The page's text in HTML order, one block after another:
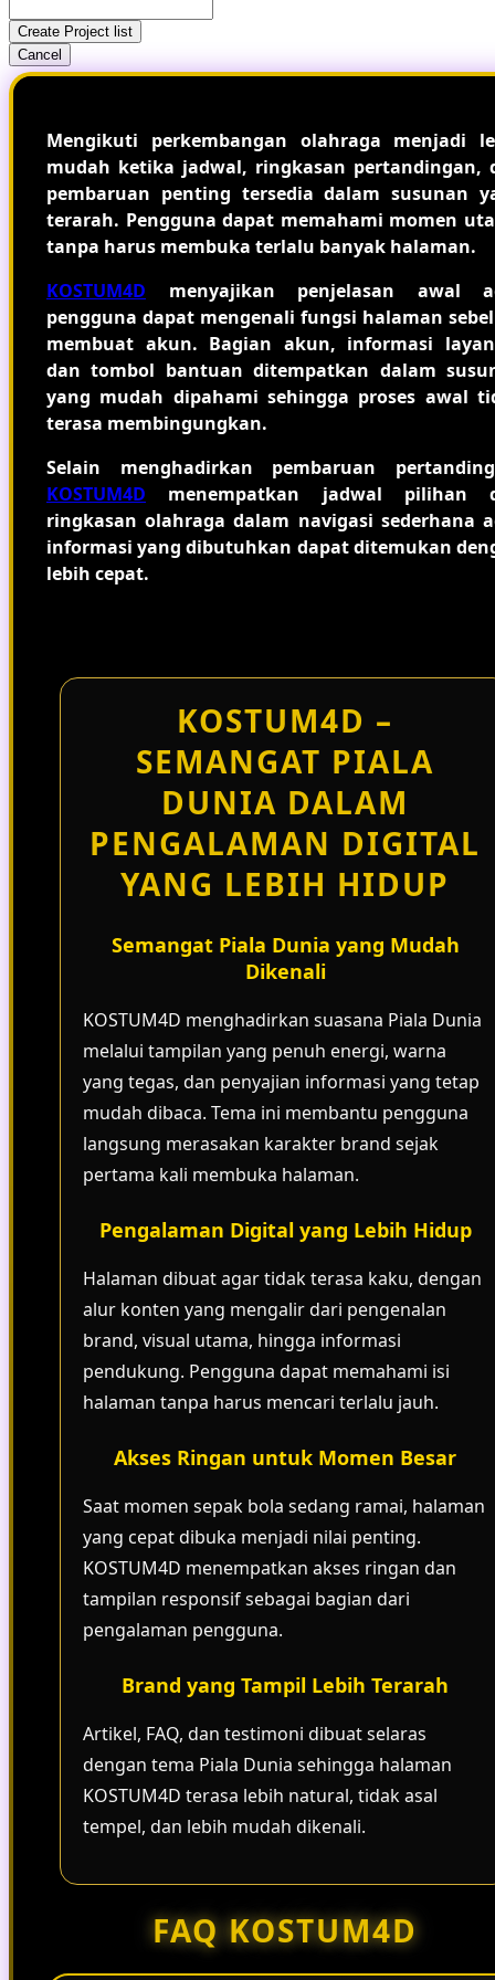
Create Project list
Cancel
Mengikuti perkembangan olahraga menjadi
mudah ketika jadwal, ringkasan pertandingan,
pembaruan penting tersedia dalam susunan
terarah. Pengguna dapat memahami momen
tanpa harus membuka terlalu banyak halaman.
KOSTUM4D menyajikan penjelasan awal
pengguna dapat mengenali fungsi halaman
membuat akun. Bagian akun, informasi
dan tombol bantuan ditempatkan dalam
yang mudah dipahami sehingga proses awal
terasa membingungkan.
Selain menghadirkan pembaruan
KOSTUM4D menempatkan jadwal pilihan
ringkasan olahraga dalam navigasi sederhana
informasi yang dibutuhkan dapat ditemukan
lebih cepat.
KOSTUM4D –
SEMANGAT PIALA
DUNIA DALAM
PENGALAMAN DIGITAL
YANG LEBIH HIDUP
Semangat Piala Dunia yang Mudah
Dikenali
KOSTUM4D menghadirkan suasana Piala Dunia
melalui tampilan yang penuh energi, warna
yang tegas, dan penyajian informasi yang tetap
mudah dibaca. Tema ini membantu pengguna
langsung merasakan karakter brand sejak
pertama kali membuka halaman.
Pengalaman Digital yang Lebih Hidup
Halaman dibuat agar tidak terasa kaku, dengan
alur konten yang mengalir dari pengenalan
brand, visual utama, hingga informasi
pendukung. Pengguna dapat memahami isi
halaman tanpa harus mencari terlalu jauh.
Akses Ringan untuk Momen Besar
Saat momen sepak bola sedang ramai, halaman
yang cepat dibuka menjadi nilai penting.
KOSTUM4D menempatkan akses ringan dan
tampilan responsif sebagai bagian dari
pengalaman pengguna.
Brand yang Tampil Lebih Terarah
Artikel, FAQ, dan testimoni dibuat selaras
dengan tema Piala Dunia sehingga halaman
KOSTUM4D terasa lebih natural, tidak asal
tempel, dan lebih mudah dikenali.
FAQ KOSTUM4D